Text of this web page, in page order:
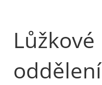
Lůžkové
oddělení